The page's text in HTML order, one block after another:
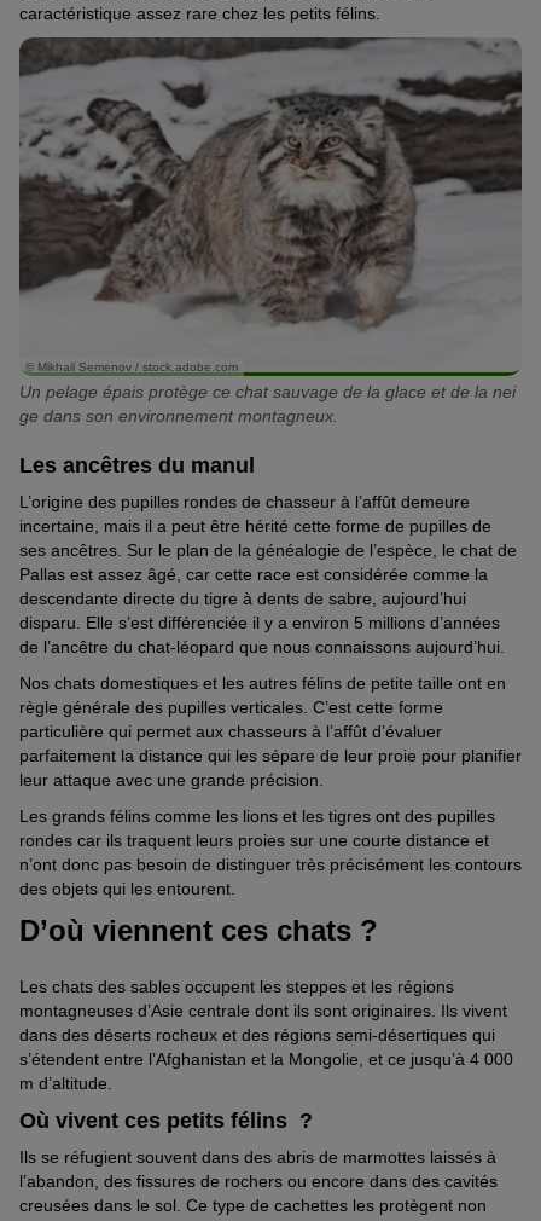
caractéristique assez rare chez les petits félins.
© Mikhail Semenov / stock.adobe.com
Un pelage épais protège ce chat sauvage de la glace et de la nei
ge dans son environnement montagneux.
Les ancêtres du manul
L’origine des pupilles rondes de chasseur à l’affût demeure
incertaine, mais il a peut être hérité cette forme de pupilles de
ses ancêtres. Sur le plan de la généalogie de l’espèce, le chat de
Pallas est assez âgé, car cette race est considérée comme la
descendante directe du tigre à dents de sabre, aujourd’hui
disparu. Elle s’est différenciée il y a environ 5 millions d’années
de l’ancêtre du chat-léopard que nous connaissons aujourd’hui.
Nos chats domestiques et les autres félins de petite taille ont en
règle générale des pupilles verticales. C’est cette forme
particulière qui permet aux chasseurs à l’affût d’évaluer
parfaitement la distance qui les sépare de leur proie pour planifier
leur attaque avec une grande précision.
Les grands félins comme les lions et les tigres ont des pupilles
rondes car ils traquent leurs proies sur une courte distance et
n’ont donc pas besoin de distinguer très précisément les contours
des objets qui les entourent.
D’où viennent ces chats ?
Les chats des sables occupent les steppes et les régions
montagneuses d’Asie centrale dont ils sont originaires. Ils vivent
dans des déserts rocheux et des régions semi-désertiques qui
s’étendent entre l’Afghanistan et la Mongolie, et ce jusqu’à 4 000
m d’altitude.
Où vivent ces petits félins ?
Ils se réfugient souvent dans des abris de marmottes laissés à
l’abandon, des fissures de rochers ou encore dans des cavités
creusées dans le sol. Ce type de cachettes les protègent non